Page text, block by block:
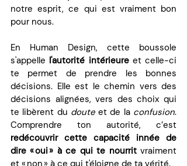
notre esprit, ce qui est vraiment bon
pour nous.
En Human Design, cette boussole
s'appelle l'autorité intérieure et celle-ci
te permet de prendre les bonnes
décisions. Elle est le chemin vers des
décisions alignées, vers des choix qui
te libèrent du doute et de la confusion.
redécouvrir cette capacité innée de
dire « oui » à ce qui te nourrit vraiment
et « non » à ce qui t'éloigne de ta vérité.